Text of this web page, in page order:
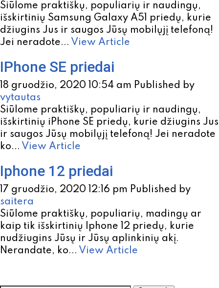
Siūlome praktiškų, populiarių ir naudingų,
išskirtinių Samsung Galaxy A51 priedų, kurie
džiugins Jus ir saugos Jūsų mobilųjį telefoną!
Jei neradote... View Article
IPhone SE priedai
18 gruodžio, 2020 10:54 am Published by
vytautas
Siūlome praktiškų, populiarių ir naudingų,
išskirtinių iPhone SE priedų, kurie džiugins Jus
ir saugos Jūsų mobilųjį telefoną! Jei neradote
ko... View Article
Iphone 12 priedai
17 gruodžio, 2020 12:16 pm Published by
saitera
Siūlome praktiškų, populiarių, madingų ar
kaip tik išskirtinių Iphone 12 priedų, kurie
nudžiugins Jūsų ir Jūsų aplinkinių akį.
Nerandate, ko... View Article